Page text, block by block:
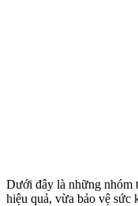
Dưới đây là những nhóm
hiệu quả, vừa bảo vệ sức